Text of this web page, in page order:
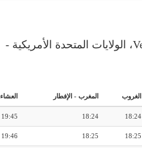
إمساكية رمضان: رزنامة شهرية لأوقات الإمساك والإفطار في Vernon، الولايات المتحدة الأمريكية -
الغروب المغرب - الإفطار العشاء
18:24
18:24
19:45
18:25
18:25
19:46